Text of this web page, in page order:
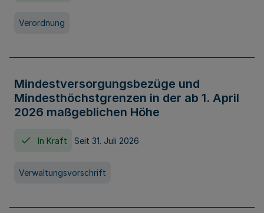
Verordnung
Mindestversorgungsbezüge und
Mindesthöchstgrenzen in der ab 1. April
2026 maßgeblichen Höhe
In Kraft Seit 31. Juli 2026
Verwaltungsvorschrift